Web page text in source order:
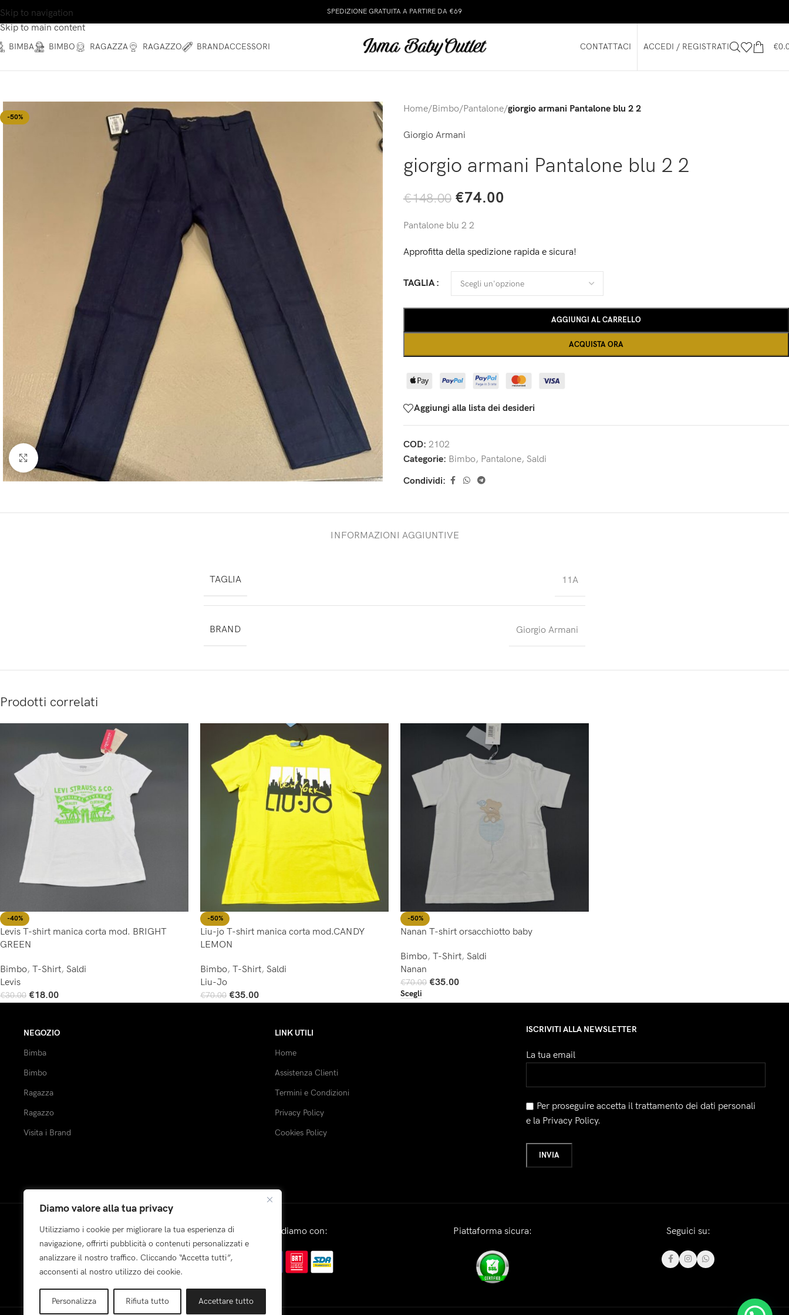
Diamo valore alla tua privacy
Utilizziamo i cookie per migliorare la tua esperienza di
navigazione, offrirti pubblicità o contenuti personalizzati e
analizzare il nostro traffico. Cliccando “Accetta tutti”,
acconsenti al nostro utilizzo dei cookie.
Personalizza Rifiuta tutto Accettare tutto
Skip to navigation
Skip to main content
SPEDIZIONE GRATUITA A PARTIRE DA €69
BIMBA BIMBO RAGAZZA RAGAZZO BRANDACCESSORI CONTATTACI ACCEDI / REGISTRATI €
-50%
Home/Bimbo/Pantalone/giorgio armani Pantalone blu 2 2
Giorgio Armani
giorgio armani Pantalone blu 2 2
€148.00 €74.00
Pantalone blu 2 2
Approfitta della spedizione rapida e sicura!
TAGLIA
AGGIUNGI AL CARRELLO
ACQUISTA ORA
Aggiungi alla lista dei desideri
COD: 2102
Categorie: Bimbo, Pantalone, Saldi
Condividi:
INFORMAZIONI AGGIUNTIVE
TAGLIA 11A
BRAND Giorgio Armani
Prodotti correlati
-40%
Levis T-shirt manica corta mod. BRIGHT
GREEN
Bimbo, T-Shirt, Saldi
Levis
€30.00 €18.00
-50%
Liu-jo T-shirt manica corta mod.CANDY
LEMON
Bimbo, T-Shirt, Saldi
Liu-Jo
€70.00 €35.00
-50%
Nanan T-shirt orsacchiotto baby
Bimbo, T-Shirt, Saldi
Nanan
€70.00 €35.00
Scegli
NEGOZIO
Bimba
Bimbo
Ragazza
Ragazzo
Visita i Brand
LINK UTILI
Home
Assistenza Clienti
Termini e Condizioni
Privacy Policy
Cookies Policy
ISCRIVITI ALLA NEWSLETTER
La tua email
Per proseguire accetta il trattamento dei dati personali
e la Privacy Policy.
Pagamenti: Spediamo con: Piattaforma sicura: Seguici su: